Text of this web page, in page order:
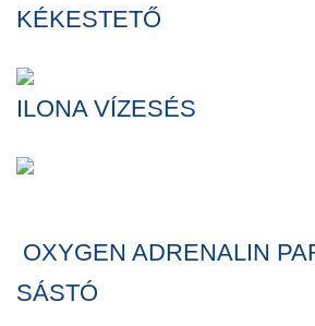
KÉKESTETŐ
ILONA VÍZESÉS
OXYGEN ADRENALIN
SÁSTÓ